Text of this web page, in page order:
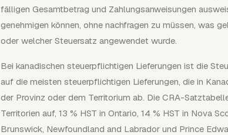
fälligen Gesamtbetrag und Zahlungsanweisungen
genehmigen können, ohne nachfragen zu müssen, was
oder welcher Steuersatz angewendet wurde.
Bei kanadischen steuerpflichtigen Lieferungen ist die
auf die meisten steuerpflichtigen Lieferungen, die in
der Provinz oder dem Territorium ab. Die CRA-
Territorien auf, 13 % HST in Ontario, 14 % HST in Nova
Brunswick, Newfoundland and Labrador und Prince